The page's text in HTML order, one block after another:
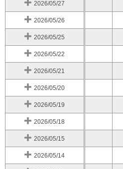
2026/05/27
2026/05/26
2026/05/25
2026/05/22
2026/05/21
2026/05/20
2026/05/19
2026/05/18
2026/05/15
2026/05/14